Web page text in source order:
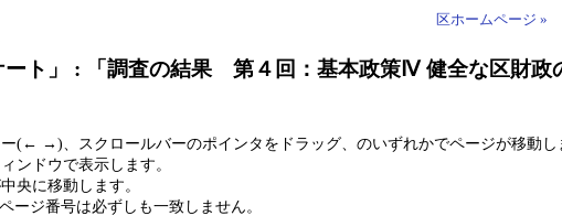
区ホームページ »
ート」 : 「調査の結果 第４回：基本政策Ⅳ 健全な区財政
(← →)、スクロールバーのポインタをドラッグ、のいずれかでページが移動し
ンドウで表示します。
央に移動します。
ージ番号は必ずしも一致しません。